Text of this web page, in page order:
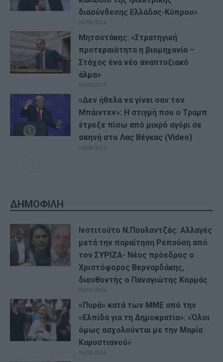
διασύνδεσης Ελλάδας-Κύπρου»
06/08/2026
Μητσοτάκης: «Στρατηγική
προτεραιότητα η βιομηχανία –
Στόχος ένα νέο αναπτυξιακό
άλμα»
06/08/2026
«Δεν ήθελα να γίνει σαν τον
Μπάιντεν»: Η στιγμή που ο Τραμπ
έτρεξε πίσω από μικρό αγόρι σε
σκηνή στο Λας Βέγκας (Video)
06/08/2026
ΔΗΜΟΦΙΛΗ
Ινστιτούτο Ν.Πουλαντζάς: Αλλαγές
μετά την παραίτηση Ρεπούση από
τον ΣΥΡΙΖΑ- Νέος πρόεδρος ο
Χριστόφορος Βερναρδάκης,
διευθυντής ο Παναγιώτης Κορμάς
06/08/2026
«Πυρά» κατά των ΜΜΕ από την
«Ελπίδα για τη Δημοκρατία»: «Όλοι
όμως ασχολούνται με την Μαρία
Καρυστιανού»
06/08/2026